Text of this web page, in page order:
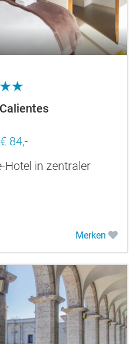
3.0
84,-
Hotel in zentraler
Merken